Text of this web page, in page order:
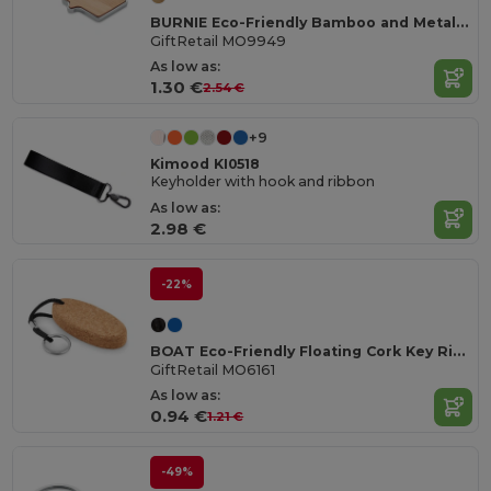
BURNIE Eco-Friendly Bamboo and Metal House Key Ring
GiftRetail MO9949
As low as:
1.30 €2.54 €
+9
Kimood KI0518
Keyholder with hook and ribbon
As low as:
2.98 €
-22%
BOAT Eco-Friendly Floating Cork Key Ring with Rope
GiftRetail MO6161
As low as:
0.94 €1.21 €
-49%